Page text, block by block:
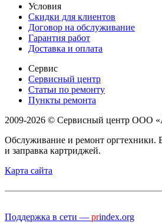
Условия
Скидки для клиентов
Договор на обслуживание
Гарантия работ
Доставка и оплата
Сервис
Сервисный центр
Статьи по ремонту
Пункты ремонта
2009-2026 © Сервисный центр ООО
Обслуживание и ремонт оргтехники.
и заправка картриджей.
Карта сайта
Поддержка в сети — prindex.org